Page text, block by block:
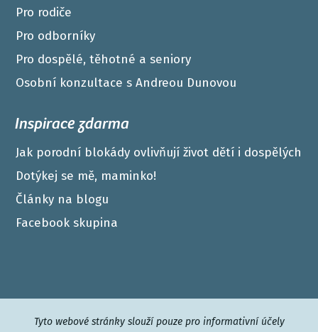
Pro rodiče
Pro odborníky
Pro dospělé, těhotné a seniory
Osobní konzultace s Andreou Dunovou
Inspirace zdarma
Jak porodní blokády ovlivňují život dětí i dospělých
Dotýkej se mě, maminko!
Články na blogu
Facebook skupina
Tyto webové stránky slouží pouze pro informativní účely